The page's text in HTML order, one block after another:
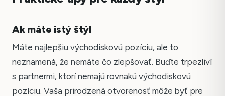
Ak máte istý štýl
Máte najlepšiu východiskovú pozíciu, ale to
neznamená, že nemáte čo zlepšovať. Buďte trpezliví
s partnermi, ktorí nemajú rovnakú východiskovú
pozíciu. Vaša prirodzená otvorenosť môže byť pre